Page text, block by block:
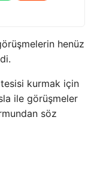
henüz
kurmak için
ile görüşmeler
söz